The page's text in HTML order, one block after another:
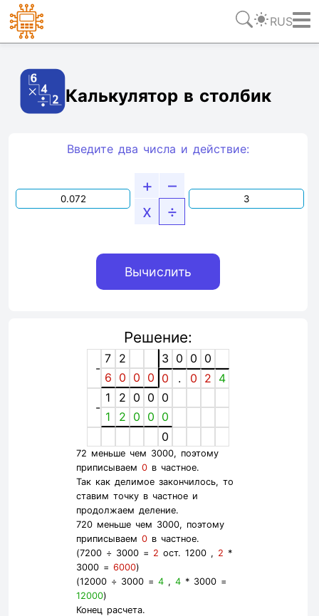
RUS
Калькулятор в столбик
Введите два числа и действие:
+
–
x
÷
Решение:
-
7 2 3 0 0 0
6 0 0 0 0 . 0 2 4
-
1 2 0 0 0
1
2 0 0 0
0
72 меньше чем 3000, поэтому
приписываем 0в частное.
Так как делимое закончилось, то
ставим точку в частное и
продолжаем деление.
720 меньше чем 3000, поэтому
приписываем 0в частное.
(7200 ÷ 3000 = 2 ост. 1200 , 2 *
3000 = 6000)
(12000 ÷ 3000 = 4, 4* 3000 =
12000)
Конец расчета.